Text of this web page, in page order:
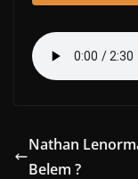
Nathan
Belem ?